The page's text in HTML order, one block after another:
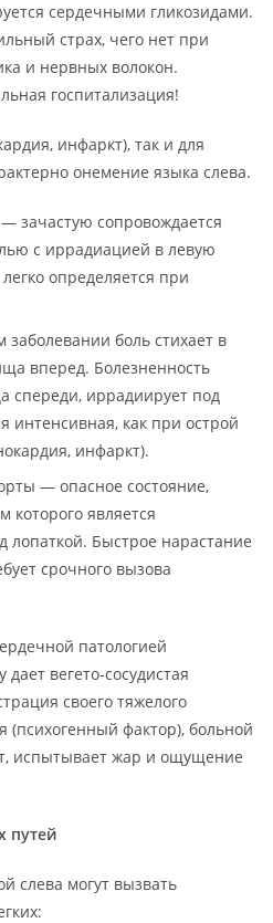
сердечными гликозидами.
страх, чего нет при
и нервных волокон.
госпитализация!
инфаркт), так и для
онемение языка слева.
зачастую сопровождается
с иррадиацией в левую
определяется при
боль стихает в
вперед. Болезненность
спереди, иррадиирует под
интенсивная, как при острой
инфаркт).
— опасное состояние,
которого является
лопаткой. Быстрое нарастание
срочного вызова
патологией
вегето-сосудистая
своего тяжелого
(психогенный фактор), больной
испытывает жар и ощущение
путей
слева могут вызвать